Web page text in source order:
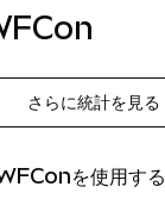
さらに統計を見る
を使用す